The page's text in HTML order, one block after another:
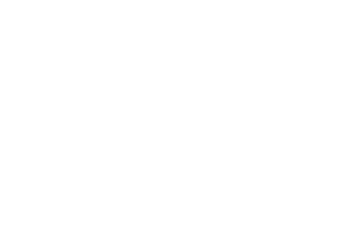
AGGIUNTIVE
schede, che con linguaggio semplice
Monza.
alle 5 domande del giornalismo
e, dove possibile, il numero è riportato